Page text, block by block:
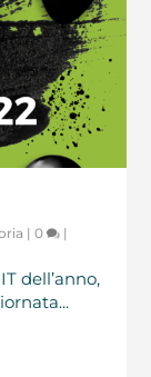
|0 |
dell’anno,